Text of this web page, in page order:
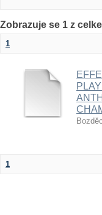
Zobrazuje se 1 z
1
1